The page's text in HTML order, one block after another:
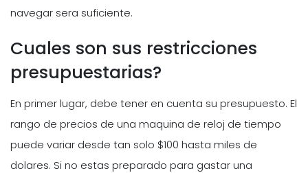
navegar sera suficiente.
Cuales son sus restricciones
presupuestarias?
En primer lugar, debe tener en cuenta su presupuesto. El
rango de precios de una maquina de reloj de tiempo
puede variar desde tan solo $100 hasta miles de
dolares. Si no estas preparado para gastar una